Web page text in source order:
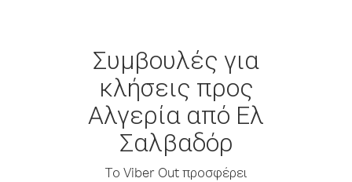
Συμβουλές για
κλήσεις προς
Αλγερία από Ελ
Σαλβαδόρ
Το Viber Out προσφέρει